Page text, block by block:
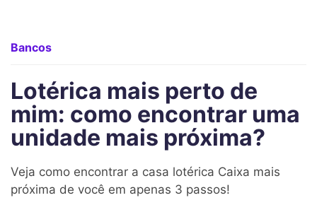
Bancos
Lotérica mais perto de
mim: como encontrar uma
unidade mais próxima?
Veja como encontrar a casa lotérica Caixa mais
próxima de você em apenas 3 passos!